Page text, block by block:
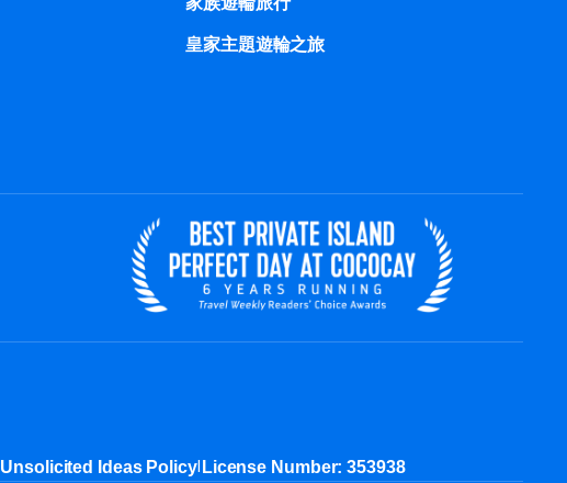
皇家主題遊輪之旅
Unsolicited Ideas Policy| License Number: 353938